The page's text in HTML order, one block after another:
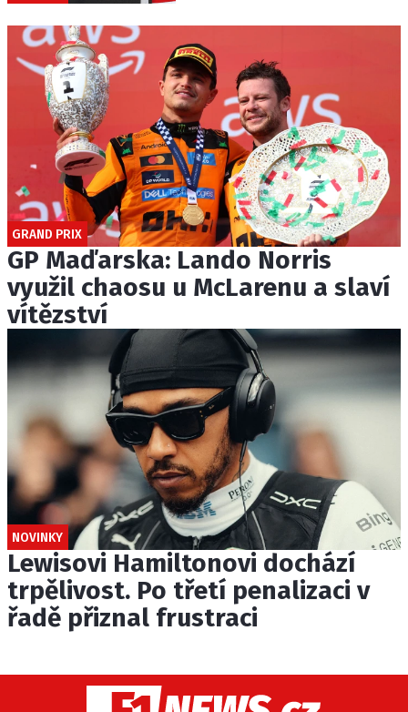
GRAND PRIX
GP Maďarska: Lando Norris
využil chaosu u McLarenu a slaví
vítězství
NOVINKY
Lewisovi Hamiltonovi dochází
trpělivost. Po třetí penalizaci v
řadě přiznal frustraci